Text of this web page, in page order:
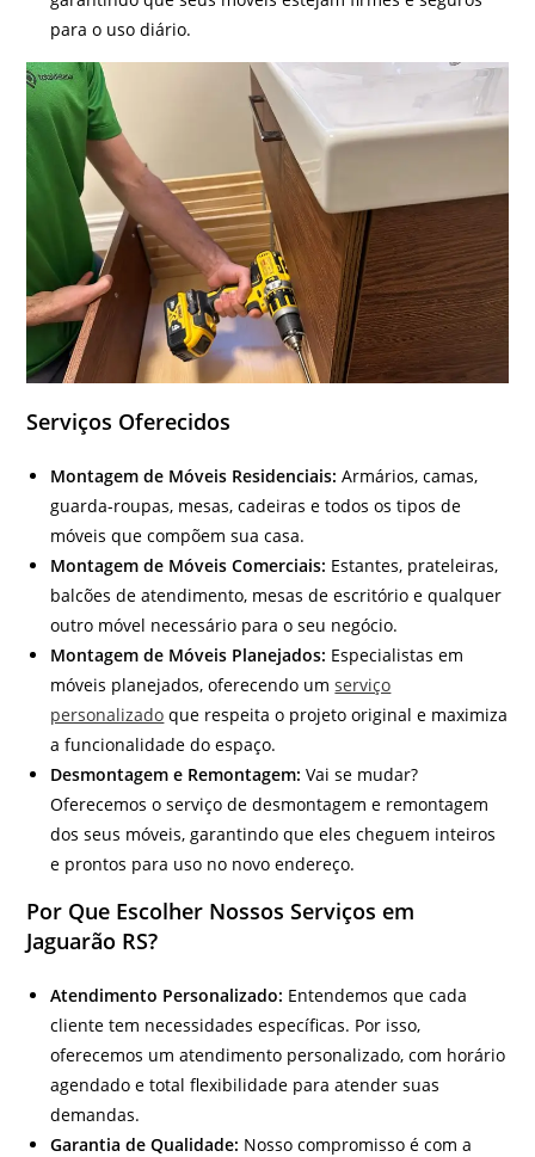
para o uso diário.
Serviços Oferecidos
Montagem de Móveis Residenciais: Armários, camas,
guarda-roupas, mesas, cadeiras e todos os tipos de
móveis que compõem sua casa.
Montagem de Móveis Comerciais: Estantes, prateleiras,
balcões de atendimento, mesas de escritório e qualquer
outro móvel necessário para o seu negócio.
Montagem de Móveis Planejados: Especialistas em
móveis planejados, oferecendo umserviço
personalizado que respeita o projeto original e maximiza
a funcionalidade do espaço.
Desmontagem e Remontagem: Vai se mudar?
Oferecemos o serviço de desmontagem e remontagem
dos seus móveis, garantindo que eles cheguem inteiros
e prontos para uso no novo endereço.
Por Que Escolher Nossos Serviços em
Jaguarão RS?
Atendimento Personalizado: Entendemos que cada
cliente tem necessidades específicas. Por isso,
oferecemos um atendimento personalizado, com horário
agendado e total flexibilidade para atender suas
demandas.
Garantia de Qualidade: Nosso compromisso é com a